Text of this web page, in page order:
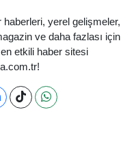
yerel gelişmeler,
ve daha fazlası için
etkili haber sitesi